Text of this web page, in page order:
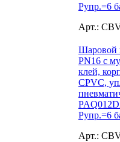
Рупр.=6
Арт.:
Шаровой
PN16 с
клей,
CPVC,
Рупр.=6
Арт.: